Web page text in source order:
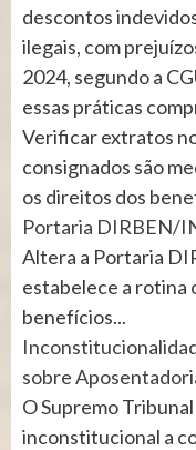
descontos
ilegais, com
2024, segundo a
essas práticas
Verificar extratos
consignados são
os direitos dos
Portaria DIRBEN/
Altera a Portaria
estabelece a rotina
benefícios...
sobre
O Supremo
inconstitucional a